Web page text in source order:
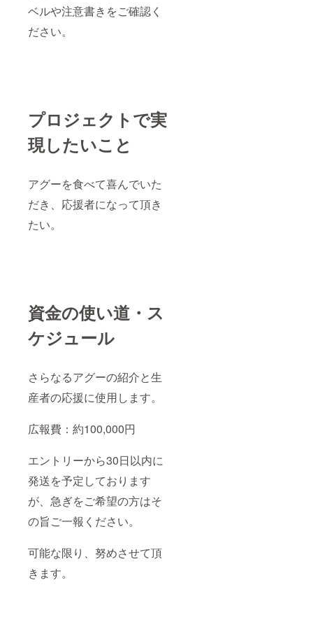
ベルや注意書きをご確認く
ださい。
プロジェクトで実
現したいこと
アグーを食べて喜んでいた
だき、応援者になって頂き
たい。
資金の使い道・ス
ケジュール
さらなるアグーの紹介と生
産者の応援に使用します。
広報費：約100,000円
エントリーから30日以内に
発送を予定しております
が、急ぎをご希望の方はそ
の旨ご一報ください。
可能な限り、努めさせて頂
きます。